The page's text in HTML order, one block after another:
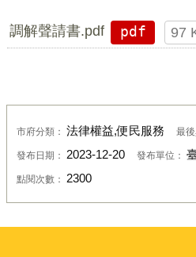
調解聲請書.pdf pdf 97
市府分類： 法律權益,便民服務 最
發布日期： 2023-12-20 發布單位：
點閱次數： 2300